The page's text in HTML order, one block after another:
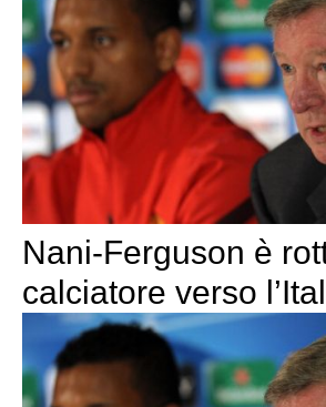
Nani-Ferguson è
calciatore verso